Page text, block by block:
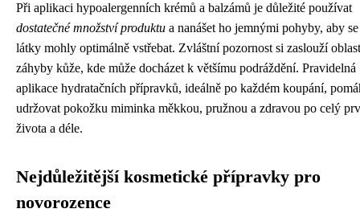
Při aplikaci hypoalergenních krémů a balzámů je důležité používat
dostatečné množství produktu a nanášet ho jemnými pohyby, aby
látky mohly optimálně vstřebat. Zvláštní pozornost si zaslouží
záhyby kůže, kde může docházet k většímu podráždění. Pravidelná
aplikace hydratačních přípravků, ideálně po každém koupání,
udržovat pokožku miminka měkkou, pružnou a zdravou po celý
života a déle.
Nejdůležitější kosmetické přípravky pro
novorozence